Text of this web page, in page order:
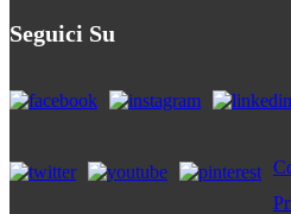
Seguici Su